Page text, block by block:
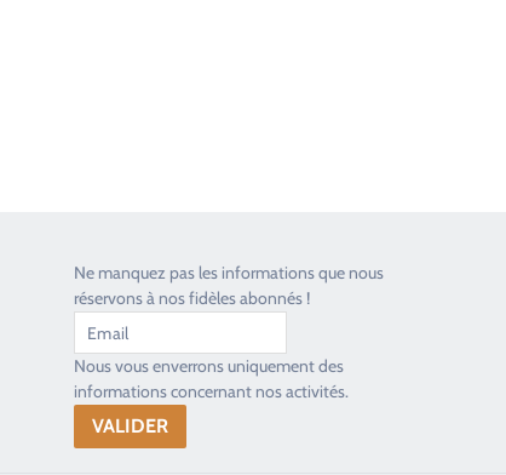
Ne manquez pas les informations que nous
réservons à nos fidèles abonnés !
Nous vous enverrons uniquement des
informations concernant nos activités.